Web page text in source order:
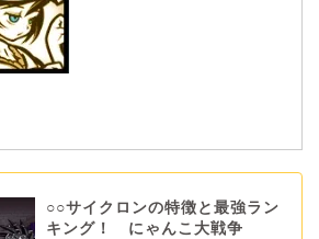
○○サイクロンの特徴と最強ラン
キング！ にゃんこ大戦争